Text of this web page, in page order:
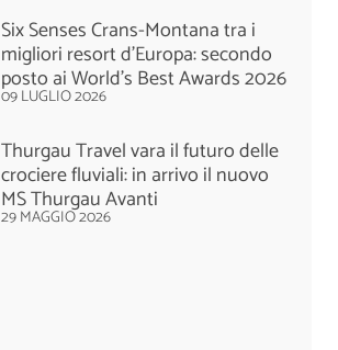
Six Senses Crans-Montana tra i
migliori resort d’Europa: secondo
posto ai World's Best Awards 2026
09 LUGLIO 2026
Thurgau Travel vara il futuro delle
crociere fluviali: in arrivo il nuovo
MS Thurgau Avanti
29 MAGGIO 2026